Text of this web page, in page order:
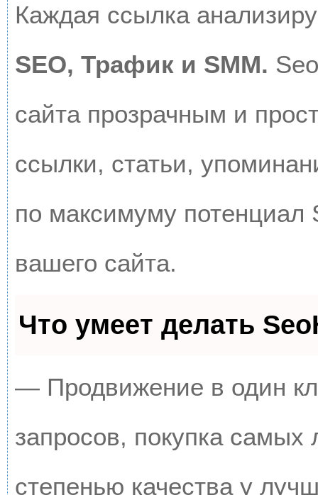
Каждая ссылка
SEO, Трафик и SMM.
сайта прозрачным и
ссылки, статьи,
по максимуму потенциал
вашего сайта.
Что умеет делать
— Продвижение в один
запросов, покупка
степенью качества у